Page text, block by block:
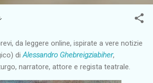
da leggere online, ispirate a vere notizie
di Alessandro Ghebreigziabiher,
narratore, attore e regista teatrale.